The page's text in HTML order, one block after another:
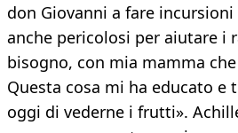
don Giovanni a fare
anche pericolosi per aiutare i
bisogno, con mia mamma
Questa cosa mi ha educato e
oggi di vederne i frutti».